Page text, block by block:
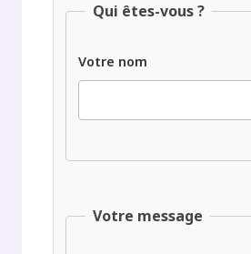
Qui êtes-vous ?
Votre nom
Votre message